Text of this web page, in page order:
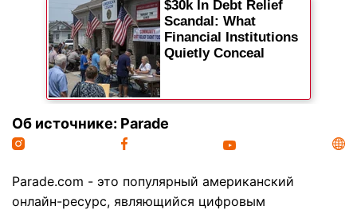
Об источнике: Parade
Parade.com - это популярный американский
онлайн-ресурс, являющийся цифровым